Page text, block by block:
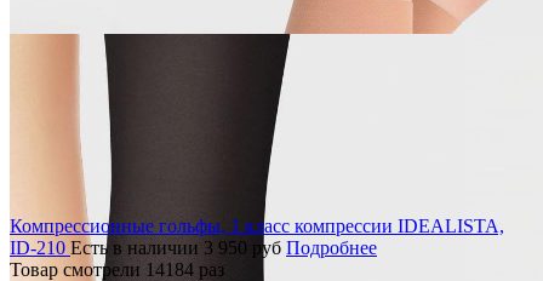
Компрессионные гольфы, 1 класс компрессии IDEALISTA,
ID-210 Есть в наличии 3 950 руб Подробнее
Товар смотрели 14184 раз